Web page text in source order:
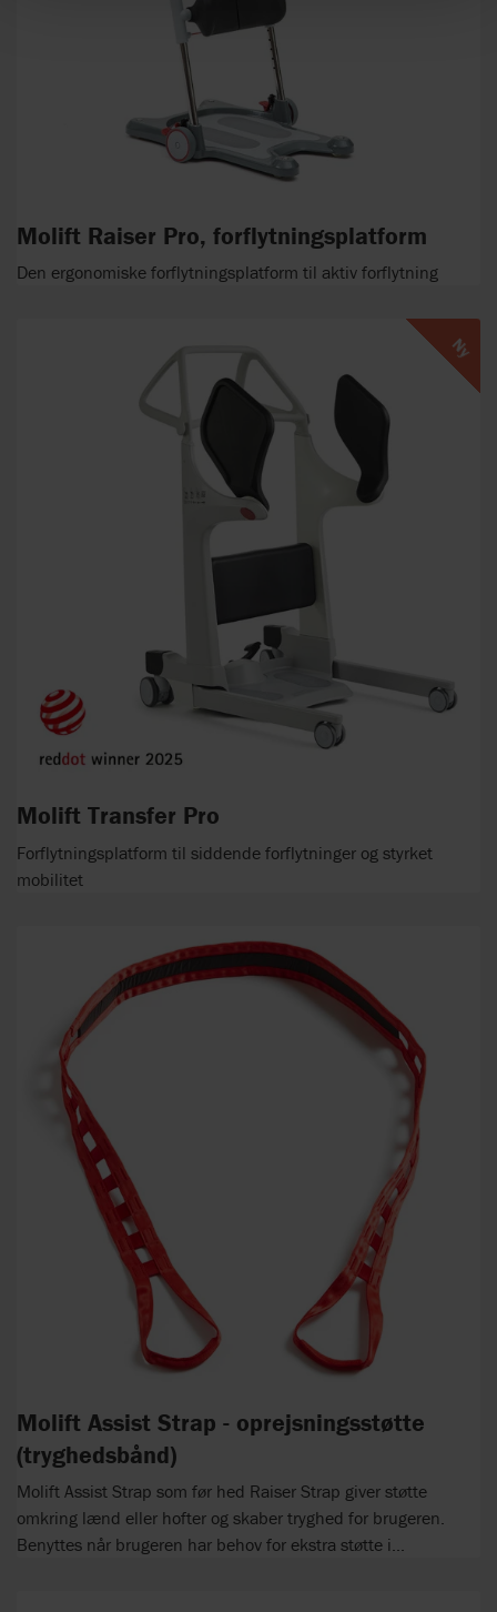
Molift Raiser Pro, forflytningsplatform
Den ergonomiske forflytningsplatform til aktiv forflytning
Ny
Molift Transfer Pro
Forflytningsplatform til siddende forflytninger og styrket
mobilitet
Molift Assist Strap - oprejsningsstøtte
(tryghedsbånd)
Molift Assist Strap som før hed Raiser Strap giver støtte
omkring lænd eller hofter og skaber tryghed for brugeren.
Benyttes når brugeren har behov for ekstra støtte i...